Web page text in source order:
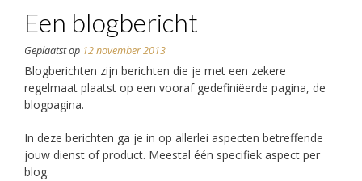
Een blogbericht
Geplaatst op 12 november 2013
Blogberichten zijn berichten die je met een zekere
regelmaat plaatst op een vooraf gedefiniëerde pagina, de
blogpagina.
In deze berichten ga je in op allerlei aspecten betreffende
jouw dienst of product. Meestal één specifiek aspect per
blog.